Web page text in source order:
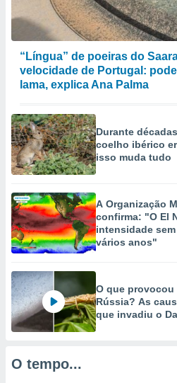
fontes,
e melhorar
dados
através
estudos
e
1199
“Língua” de poeiras do
velocidade de Portugal:
lama, explica Ana Palma
Durante
coelho ibérico
isso muda tudo
A Organização
confirma: "O El
intensidade
vários anos"
O que
Rússia? As
que invadiu o
O tempo...